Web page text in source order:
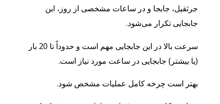
جرثقیل، جابجا و در ساعات مشخصی از روز، این
جابجایی تکرار می‌شود.
سرعت بالا در این جابجایی مهم است و حدوداً تا 20 بار
(یا بیشتر) جابجایی در ساعت مورد نیاز است.
بهتر است چرخه کامل عملیات مشخص شود.